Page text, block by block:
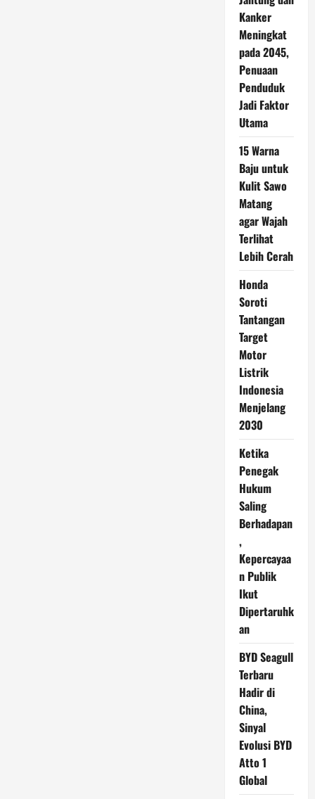
Kanker
Meningkat
pada 2045,
Penuaan
Penduduk
Jadi Faktor
Utama
15 Warna
Baju untuk
Kulit Sawo
Matang
agar Wajah
Terlihat
Lebih Cerah
Honda
Soroti
Tantangan
Target
Motor
Listrik
Indonesia
Menjelang
2030
Ketika
Penegak
Hukum
Saling
Berhadapan
,
Kepercayaa
n Publik
Ikut
Dipertaruhk
an
BYD Seagull
Terbaru
Hadir di
China,
Sinyal
Evolusi BYD
Atto 1
Global